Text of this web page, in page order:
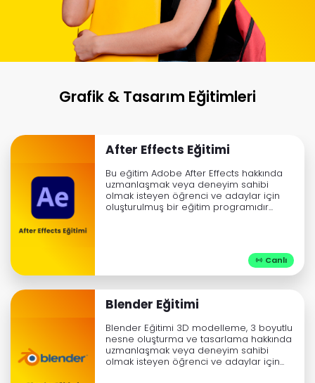
Grafik & Tasarım Eğitimleri
 Canlı
After Effects Eğitimi
Bu eğitim Adobe After Effects hakkında
uzmanlaşmak veya deneyim sahibi
olmak isteyen öğrenci ve adaylar için
oluşturulmuş bir eğitim programıdır...
Blender Eğitimi
Blender Eğitimi 3D modelleme, 3 boyutlu
nesne oluşturma ve tasarlama hakkında
uzmanlaşmak veya deneyim sahibi
olmak isteyen öğrenci ve adaylar için...